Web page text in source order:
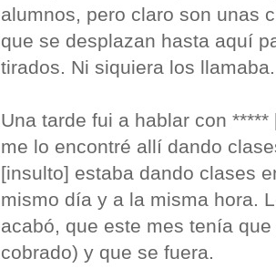
alumnos, pero claro son unas
que se desplazan hasta aquí
tirados. Ni siquiera los llamaba.
Una tarde fui a hablar con
me lo encontré allí dando
[insulto] estaba dando clases
mismo día y a la misma hora.
acabó, que este mes tenía
cobrado) y que se fuera.